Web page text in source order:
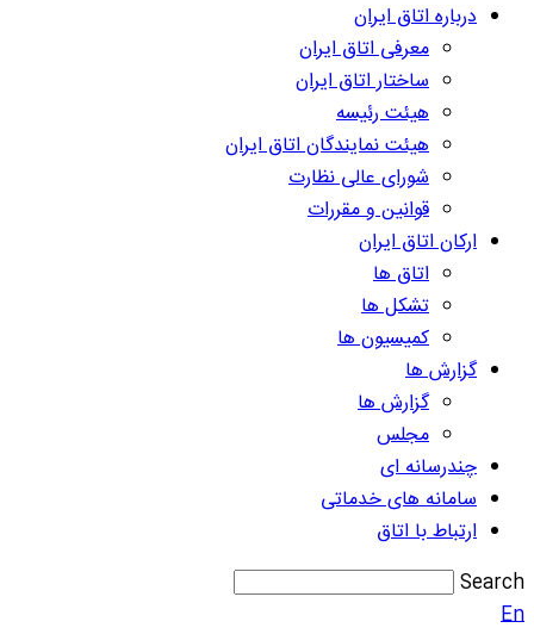
درباره اتاق ایران
معرفی اتاق ایران
ساختار اتاق ایران
هیئت رئیسه
هیئت نمایندگان اتاق ایران
شورای عالی نظارت
قوانین و مقررات
ارکان اتاق ایران
اتاق ها
تشکل ها
کمیسیون ها
گزارش ها
گزارش ها
مجلس
چندرسانه ای
سامانه های خدماتی
ارتباط با اتاق
Search
En